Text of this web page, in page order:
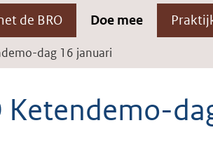
de BRO Doe mee
dag 16 januari
Ketendemo-